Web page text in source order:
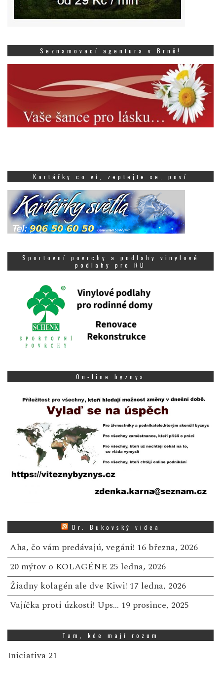
Seznamovací agentura v Brně!
Kartářky co ví, zeptejte se, poví
Sportovní povrchy a podlahy vinylové
podlahy pro RD
On-line byznys
Dr. Bukovský videa
Aha, čo vám predávajú, vegáni! 16 března, 2026
20 mýtov o KOLAGÉNE 25 ledna, 2026
Žiadny kolagén ale dve Kiwi! 17 ledna, 2026
Vajíčka proti úzkosti! Ups… 19 prosince, 2025
Tam, kde mají rozum
Iniciativa 21